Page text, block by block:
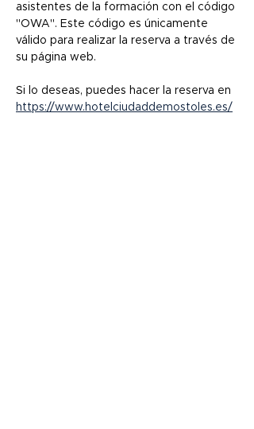
asistentes de la formación con el código
"OWA". Este código es únicamente
válido para realizar la reserva a través de
su página web.
Si lo deseas, puedes hacer la reserva en
https://www.hotelciudaddemostoles.es/